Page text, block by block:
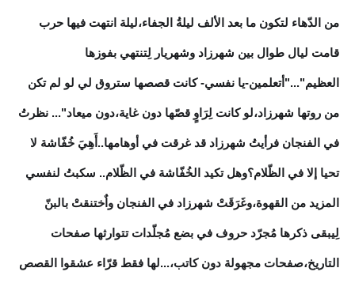
من الدّهاء لتكون ما بعد الألف ليلةُ الجفاء،ليلة انتهت فيها حرب
قامت ليال طوال بين شهرزاد وشهريار لِتنتهي بفوزها
العظيم"..."أتعلمين-يا نفسي- كانت قصصها ستروق لي لو لم تكن
من روتها شهرزاد،لو كانت لِرَاوٍ قصّها دون غاية،دون ميعاد"... نظرتُ
في الفنجان فرأيتُ شهرزاد قد غرقت في أوهامها..أَهِيَ خُفّاشة لا
تحيا إلا في الظّلام؟وهل تكيد الخُفّاشة في الظّلام.. سكبتُ لنفسي
المزيد من القهوة،وغَرَقَتْ شهرزاد في الفنجان واٌختنقتْ بالبنّ
لِيبقى ذكرها مُجرّد حروف في بضع مُجلّدات تتوارثها صفحات
التاريخ،صفحات مجهولة دون كاتب،...لها فقط قرّاء عشقوا القصص